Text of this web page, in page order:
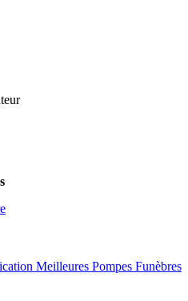
Meilleures Pompes Funèbres